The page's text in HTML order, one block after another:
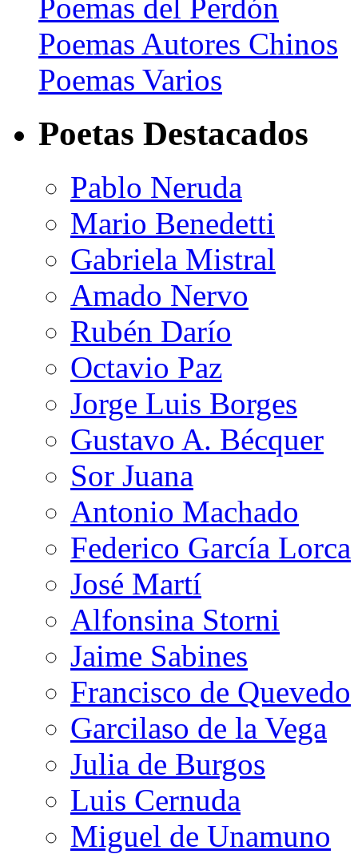
Poemas del Perdón
Poemas Autores Chinos
Poemas Varios
Poetas Destacados
Pablo Neruda
Mario Benedetti
Gabriela Mistral
Amado Nervo
Rubén Darío
Octavio Paz
Jorge Luis Borges
Gustavo A. Bécquer
Sor Juana
Antonio Machado
Federico García Lorca
José Martí
Alfonsina Storni
Jaime Sabines
Francisco de Quevedo
Garcilaso de la Vega
Julia de Burgos
Luis Cernuda
Miguel de Unamuno